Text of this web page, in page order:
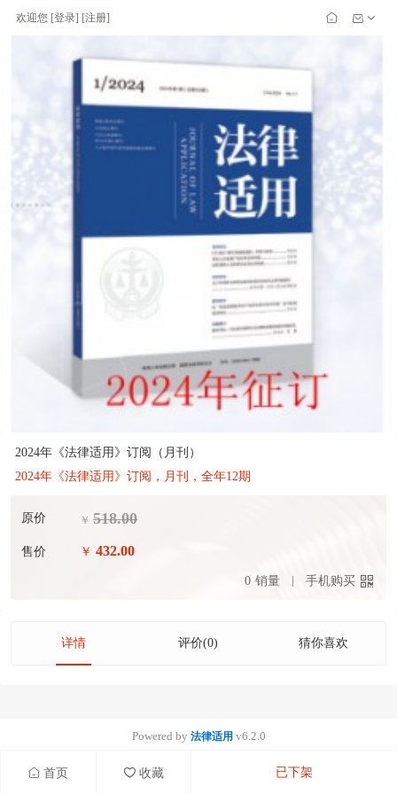
欢迎您 [登录] [注册]
2024年《法律适用》订阅（月刊）
2024年《法律适用》订阅，月刊，全年12期
原价 ￥ 518.00
售价 ￥ 432.00
0 销量 手机购买
首页 收藏 已下架
详情 评价(0) 猜你喜欢
Powered by 法律适用 v6.2.0